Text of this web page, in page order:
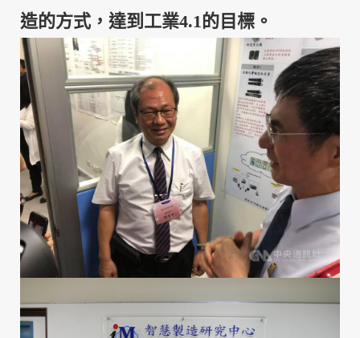
造的方式，達到工業4.1的目標。